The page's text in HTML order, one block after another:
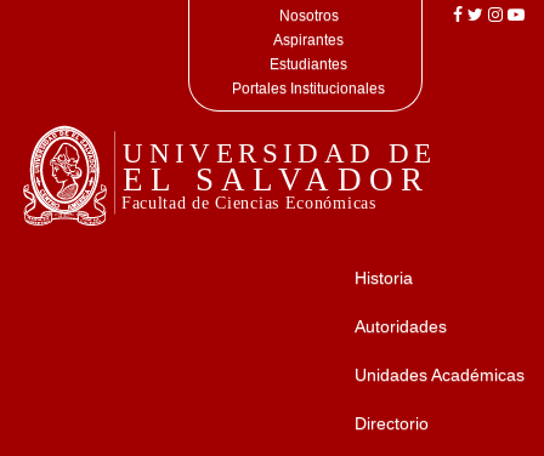
Nosotros
Aspirantes
Estudiantes
Portales Institucionales
Historia
Autoridades
Unidades Académicas
Directorio